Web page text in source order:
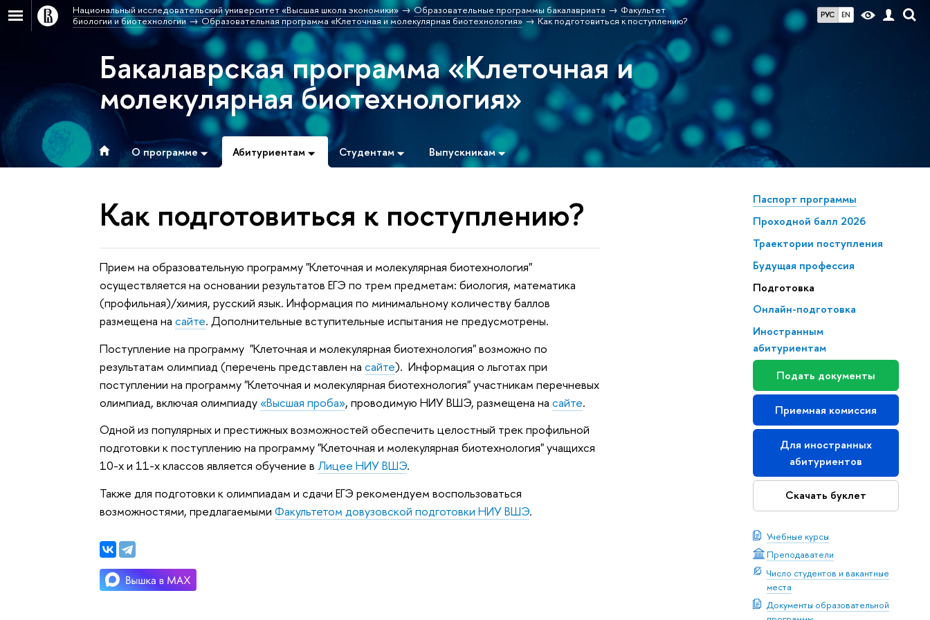
РУС EN
Национальный исследовательский университет «Высшая школа экономики» Образовательные программы бакалавриата
Факультет
биологии и биотехнологии
Образовательная программа «Клеточная и молекулярная биотехнология» Как подготовиться к поступлению?
Бакалаврская программа «Клеточная и
молекулярная биотехнология»
О программе Абитуриентам Студентам Выпускникам
Паспорт программы
Проходной балл 2026
Траектории поступления
Будущая профессия
Подготовка
Онлайн-подготовка
Иностранным
абитуриентам
Подать документы
Приемная комиссия
Для иностранных
абитуриентов
Скачать буклет
Учебные курсы
Преподаватели
Число студентов и вакантные
места
Документы образовательной
Как подготовиться к поступлению?
Прием на образовательную программу "Клеточная и молекулярная биотехнология"
осуществляется на основании результатов ЕГЭ по трем предметам: биология, математика
(профильная)/химия, русский язык. Информация по минимальному количеству баллов
размещена насайте. Дополнительные вступительные испытания не предусмотрены.
Поступление на программу "Клеточная и молекулярная биотехнология" возможно по
результатам олимпиад (перечень представлен насайте). Информация о льготах при
поступлении на программу "Клеточная и молекулярная биотехнология" участникам перечневых
олимпиад, включая олимпиаду «Высшая проба», проводимую НИУ ВШЭ, размещена насайте.
Одной из популярных и престижных возможностей обеспечить целостный трек профильной
подготовки к поступлению на программу "Клеточная и молекулярная биотехнология" учащихся
10-х и 11-х классов является обучение вЛицее НИУ ВШЭ.
Также для подготовки к олимпиадам и сдачи ЕГЭ рекомендуем воспользоваться
возможностями, предлагаемымиФакультетом довузовской подготовки НИУ ВШЭ.